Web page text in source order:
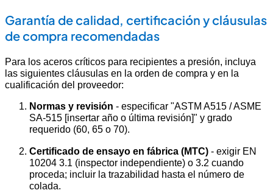
Garantía de calidad, certificación y cláusulas
de compra recomendadas
Para los aceros críticos para recipientes a presión, incluya
las siguientes cláusulas en la orden de compra y en la
cualificación del proveedor:
Normas y revisión - especificar "ASTM A515 / ASME
SA-515 [insertar año o última revisión]" y grado
requerido (60, 65 o 70).
Certificado de ensayo en fábrica (MTC) - exigir EN
10204 3.1 (inspector independiente) o 3.2 cuando
proceda; incluir la trazabilidad hasta el número de
colada.